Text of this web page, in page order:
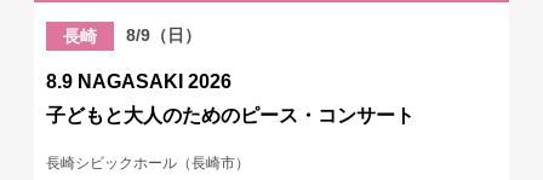
長崎 8/9（日）
8.9 NAGASAKI 2026
子どもと大人のためのピース・コンサート
長崎シビックホール（長崎市）